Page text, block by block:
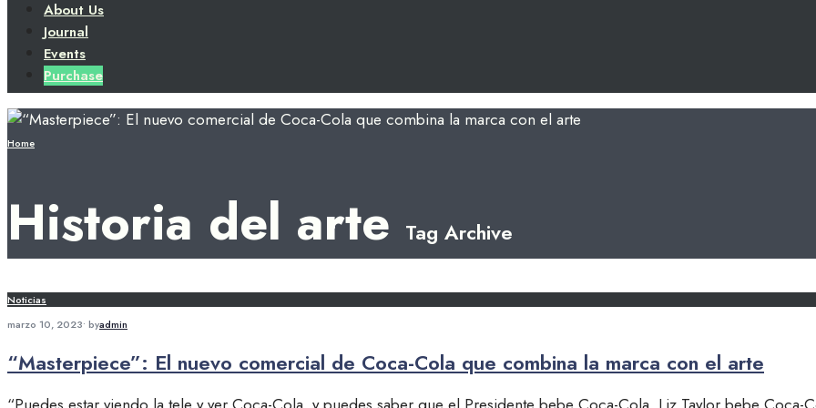
About Us
Journal
Events
Purchase
Home
Historia del arte Tag Archive
Noticias
marzo 10, 2023• byadmin
“Masterpiece”: El nuevo comercial de Coca-Cola que combina la marca con el arte